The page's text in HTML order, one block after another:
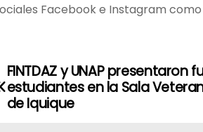
Facebook e Instagram
FINTDAZ y UNAP presentaron
estudiantes en la Sala
de Iquique